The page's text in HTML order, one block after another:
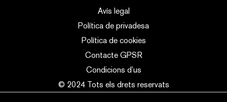
Avís legal
Política de privadesa
Política de cookies
Contacte GPSR
Condicions d’us
© 2024 Tots els drets reservats